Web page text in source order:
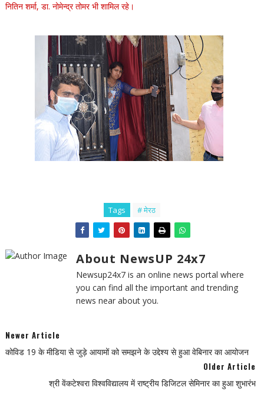
नितिन शर्मा, डा. नोमेन्द्र तोमर भी शामिल रहे।
Tags # मेरठ
About NewsUP 24x7
Newsup24x7 is an online news portal where
you can find all the important and trending
news near about you.
Newer Article
कोविड 19 के मीडिया से जुड़े आयामों को समझने के उद्देश्य से हुआ वेबिनार का आयोजन
Older Article
श्री वेंकटेश्वरा विश्वविद्यालय में राष्ट्रीय डिजिटल सेमिनार का हुआ शुभारंभ